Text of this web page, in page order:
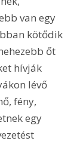
van egy
kötődik
őt
hívják
lévő
fény,
egy